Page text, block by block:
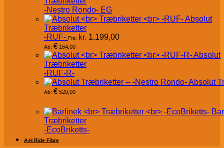
-Nestro Rondo- EG
Absolut
Træbriketter
-RUF- Fra: kr. 1.199,00
Ab: € 164,00
Absolut
Træbriketter
-RUF-R-
Absolut
Ab: € 520,00
Træbriketter
-EcoBriketts-
A-H Ride Fibre